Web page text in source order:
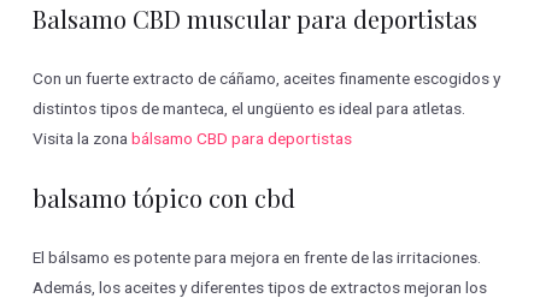
Balsamo CBD muscular para deportistas
Con un fuerte extracto de cáñamo, aceites finamente escogidos y
distintos tipos de manteca, el ungüento es ideal para atletas.
Visita la zonabálsamo CBD para deportistas
balsamo tópico con cbd
El bálsamo es potente para mejora en frente de las irritaciones.
Además, los aceites y diferentes tipos de extractos mejoran los